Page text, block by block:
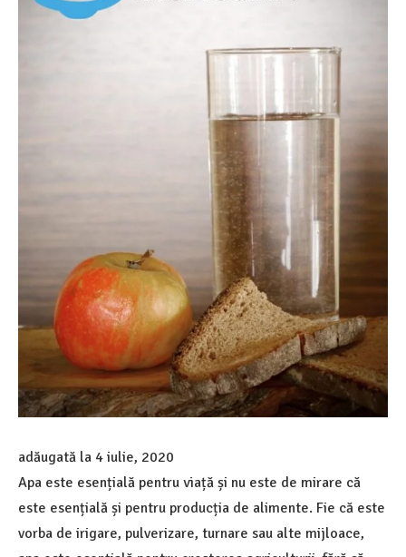
adăugată la 4 iulie, 2020
Apa este esențială pentru viață și nu este de mirare că
este esențială și pentru producția de alimente. Fie că este
vorba de irigare, pulverizare, turnare sau alte mijloace,